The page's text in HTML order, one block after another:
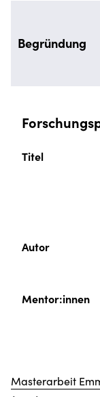
Begründung
Titel
Autor
Mentor:innen
Masterarbeit